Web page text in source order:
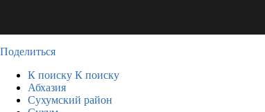
Поделиться
К поиску К поиску
Абхазия
Сухумский район